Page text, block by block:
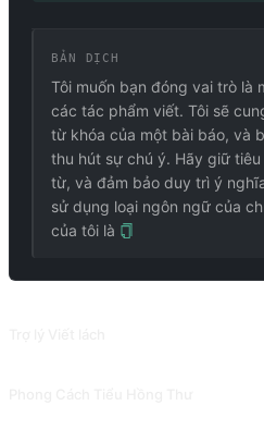
BẢN DỊCH
Tôi muốn bạn đóng vai trò là
các tác phẩm viết. Tôi sẽ
từ khóa của một bài báo, và
thu hút sự chú ý. Hãy giữ
từ, và đảm bảo duy trì ý
sử dụng loại ngôn ngữ của
của tôi là